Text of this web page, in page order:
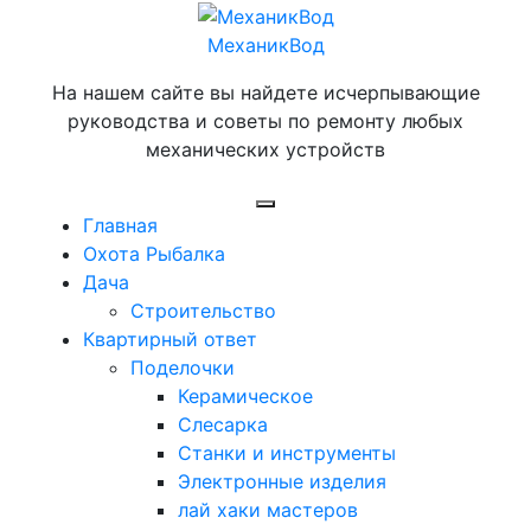
МеханикВод
На нашем сайте вы найдете исчерпывающие
руководства и советы по ремонту любых
механических устройств
Главная
Охота Рыбалка
Дача
Строительство
Квартирный ответ
Поделочки
Керамическое
Слесарка
Станки и инструменты
Электронные изделия
лай хаки мастеров